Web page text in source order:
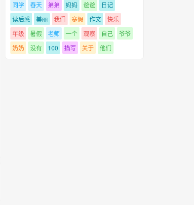
同学 春天 弟弟 妈妈 爸爸
日记
读后感
美丽 我们 寒假 作文
快乐
年级
暑假 老师 一个 观察 自己
爷爷
奶奶
没有 100 描写 关于 他们